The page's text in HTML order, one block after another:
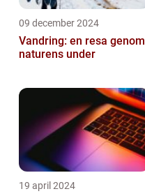
09 december 2024
Vandring: en resa genom
naturens under
19 april 2024